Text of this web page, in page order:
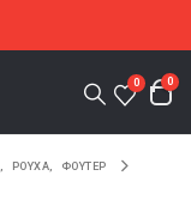
0 0
ΡΟΥΧΑ
ΦΟΥΤΕΡ